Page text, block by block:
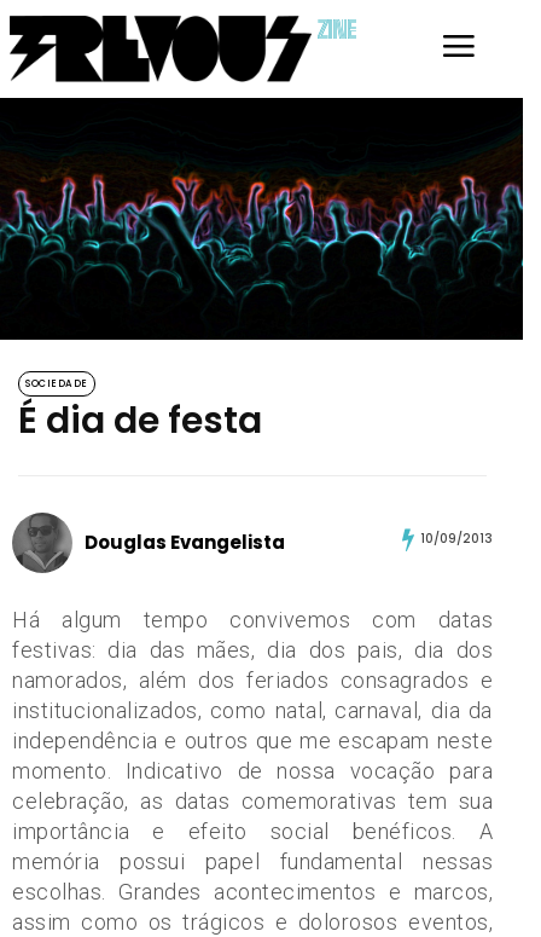
ZINE
SOCIEDADE
É dia de festa
Douglas Evangelista 10/09/2013
Há algum tempo convivemos com datas
festivas: dia das mães, dia dos pais, dia dos
namorados, além dos feriados consagrados e
institucionalizados, como natal, carnaval, dia da
independência e outros que me escapam neste
momento. Indicativo de nossa vocação para
celebração, as datas comemorativas tem sua
importância e efeito social benéficos. A
memória possui papel fundamental nessas
escolhas. Grandes acontecimentos e marcos,
assim como os trágicos e dolorosos eventos,